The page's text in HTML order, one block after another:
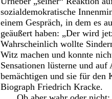
sozialdemokratische
einem Gespräch, in dem es
geäußert haben: „Der wird
Wahrscheinlich wollte
Witz machen und konnte
Sensationen lüsterne und auf
bemächtigen und sie für den
Biograph Friedrich Kracke.